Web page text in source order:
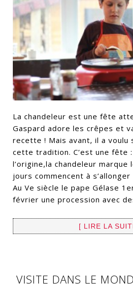
La chandeleur est une fête
Gaspard adore les crêpes et
recette ! Mais avant, il a voulu
cette tradition. C’est une fête
l’origine,la chandeleur marque
jours commencent à
Au Ve siècle le pape Gélase
février une procession avec
[ LIRE LA
VISITE DANS LE